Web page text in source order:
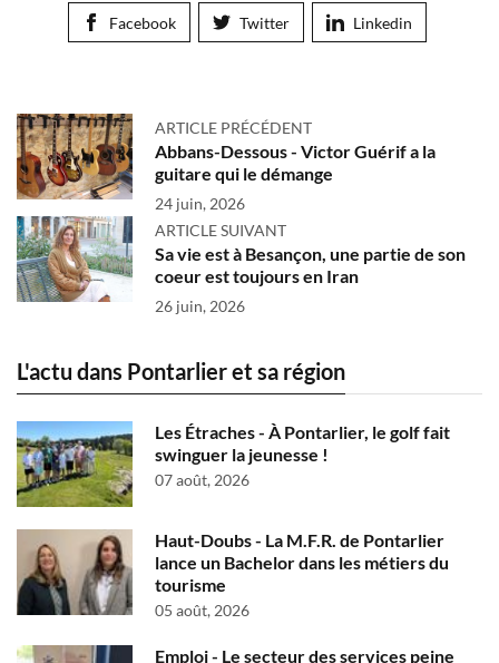
Facebook Twitter Linkedin
ARTICLE PRÉCÉDENT
Abbans-Dessous - Victor Guérif a la
guitare qui le démange
24 juin, 2026
ARTICLE SUIVANT
Sa vie est à Besançon, une partie de son
coeur est toujours en Iran
26 juin, 2026
L'actu dans Pontarlier et sa région
Les Étraches - À Pontarlier, le golf fait
swinguer la jeunesse !
07 août, 2026
Haut-Doubs - La M.F.R. de Pontarlier
lance un Bachelor dans les métiers du
tourisme
05 août, 2026
Emploi - Le secteur des services peine